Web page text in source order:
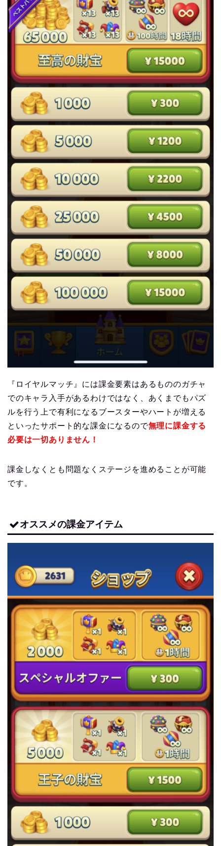
『ロイヤルマッチ』には課金要素はあるもののガチャ
でのキャラ入手があるわけではなく、あくまでもパズ
ルを行う上で有利になるブースターやハートが増える
といったサポート的な課金になるので無理に課金する
必要は一切ありません！
課金しなくとも問題なくステージを進めることが可能
です。
オススメの課金アイテム